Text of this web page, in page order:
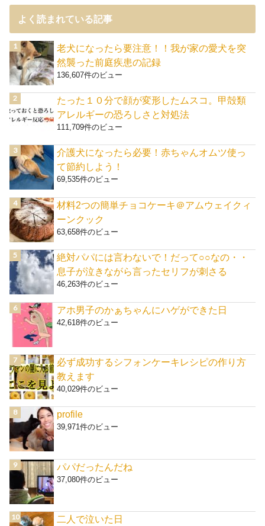
よく読まれている記事
老犬になったら要注意！！我が家の愛犬を突
然襲った前庭疾患の記録
136,607件のビュー
たった１０分で顔が変形したムスコ。甲殻類
アレルギーの恐ろしさと対処法
111,709件のビュー
介護犬になったら必要！赤ちゃんオムツ使っ
て節約しよう！
69,535件のビュー
材料2つの簡単チョコケーキ＠アムウェイクィ
ーンクック
63,658件のビュー
絶対パパには言わないで！だって○○なの・・
息子が泣きながら言ったセリフが刺さる
46,263件のビュー
アホ男子のかぁちゃんにハゲができた日
42,618件のビュー
必ず成功するシフォンケーキレシピの作り方
教えます
40,029件のビュー
profile
39,971件のビュー
パパだったんだね
37,080件のビュー
二人で泣いた日